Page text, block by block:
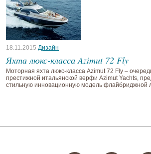
18.11.2015 Дизайн
Яхта люкс-класса Azimut 72 Fly
Моторная яхта люкс-класса Azimut 72 Fly –
престижной итальянской верфи Azimut Yachts,
стильную инновационную модель флайбриджной